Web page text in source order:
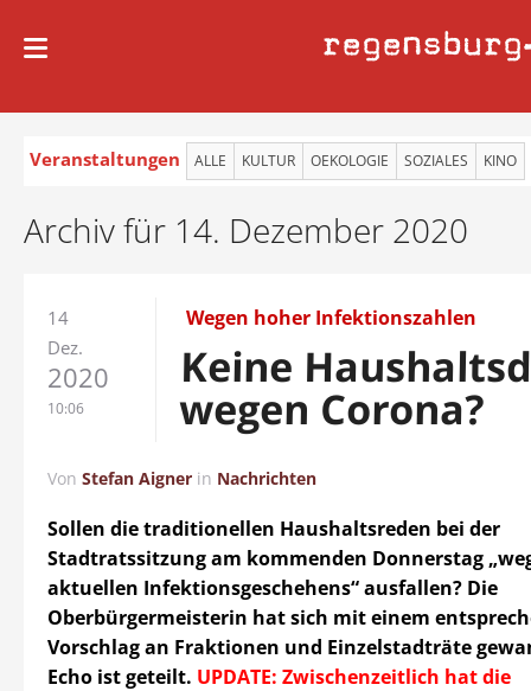
regensburg
Veranstaltungen ALLE KULTUR OEKOLOGIE SOZIALES KINO
Archiv für 14. Dezember 2020
14
Dez.
2020
10:06
Wegen hoher Infektionszahlen
Keine
wegen Corona?
Von Stefan Aigner in Nachrichten
Sollen die traditionellen Haushaltsreden bei der
Stadtratssitzung am kommenden Donnerstag
aktuellen Infektionsgeschehens“ ausfallen? Die
Oberbürgermeisterin hat sich mit einem
Vorschlag an Fraktionen und Einzelstadträte
Echo ist geteilt. UPDATE: Zwischenzeitlich hat die